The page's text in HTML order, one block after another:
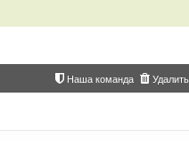
Наша команда